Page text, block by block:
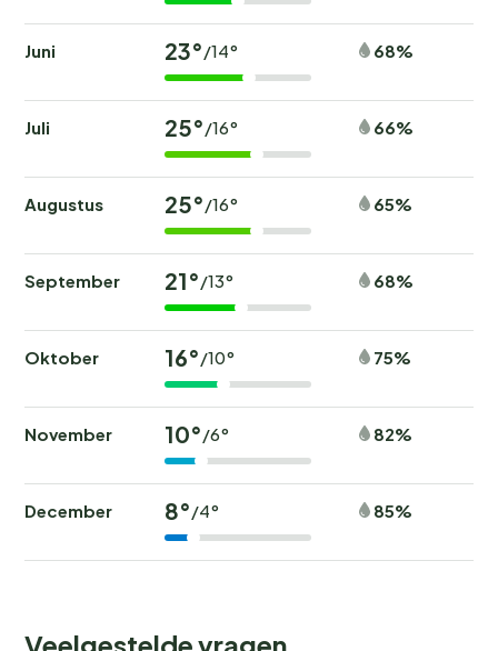
Juni 23°/14° 68%
Juli 25°/16° 66%
Augustus 25°/16° 65%
September 21°/13° 68%
Oktober 16°/10° 75%
November 10°/6° 82%
December 8°/4° 85%
Veelgestelde vragen